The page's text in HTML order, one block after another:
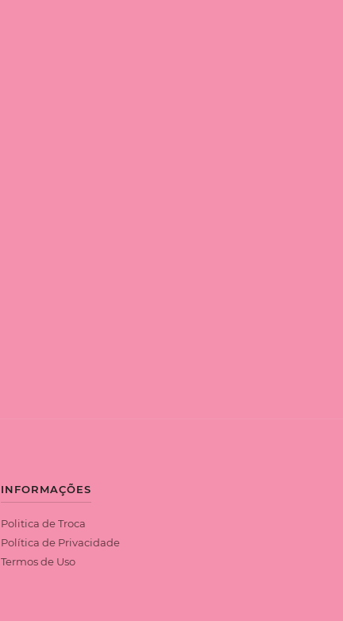
INFORMAÇÕES
Politica de Troca
Política de Privacidade
Termos de Uso